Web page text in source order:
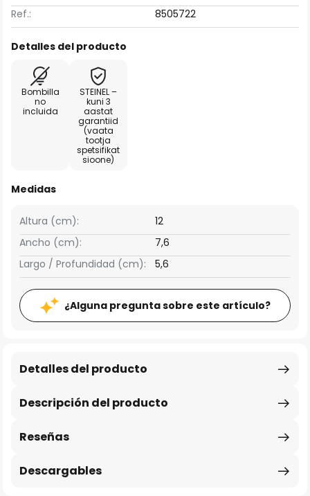
Ref.:
8505722
Detalles del producto
Bombilla
no
incluida
STEINEL –
kuni 3
aastat
garantiid
(vaata
tootja
spetsifikat
sioone)
Medidas
Ancho (cm): 7,6
Altura (cm): 12
Largo / Profundidad (cm): 5,6
¿Alguna pregunta sobre este artículo?
Descripción del producto
Detalles del producto
Reseñas
Descargables